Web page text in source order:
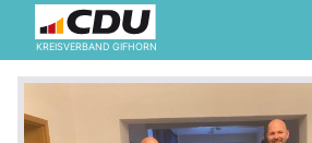
KREISVERBAND GIFHORN